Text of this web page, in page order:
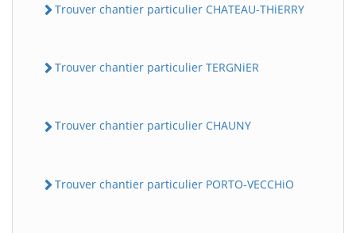
Trouver chantier particulier CHATEAU-THiERRY
Trouver chantier particulier TERGNiER
Trouver chantier particulier CHAUNY
Trouver chantier particulier PORTO-VECCHiO